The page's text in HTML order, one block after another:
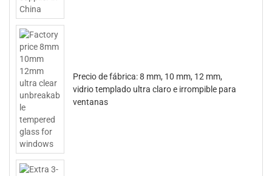
Precio de fábrica: 8 mm, 10 mm, 12 mm,
vidrio templado ultra claro e irrompible para
ventanas